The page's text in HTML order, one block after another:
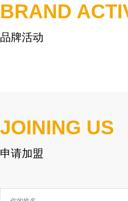
BRAND
品牌活动
JOINING US
申请加盟